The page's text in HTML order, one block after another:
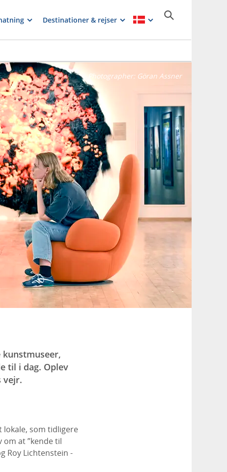
Destinationer & rejser
Photographer: Göran Assner
til i dag. Oplev
vejr.
lokale, som tidligere
at ”kende til
Roy Lichtenstein -